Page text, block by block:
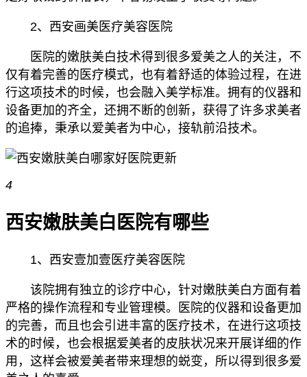
2、西安画美医疗美容医院
医院的嫩肤美白技术得到很多爱美之人的关注，不
仅有着完善的医疗模式，也有着舒适的体验过程，在进
行这项技术的时候，也会融入美学标准。拥有的仪器和
设备更加的齐全，还拥不断的创新，获得了许多求美者
的追捧，秉承以爱美者为中心，接轨前沿技术。
4
西安嫩肤美白医院有哪些
1、西安壹加壹医疗美容医院
该院拥有独立的诊疗中心，针对嫩肤美白方面有着
严格的操作流程和专业管理模。医院的仪器和设备更加
的完善，而且也会引进丰富的医疗技术，在进行这项技
术的时候，也会根据爱美者的皮肤状况来开展详细的作
用，这样会被爱美者带来理想的蜕变，所以得到很多爱